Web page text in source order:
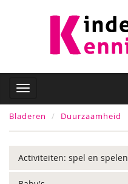
Bladeren Duurzaamheid
Activiteiten: spel en spelen